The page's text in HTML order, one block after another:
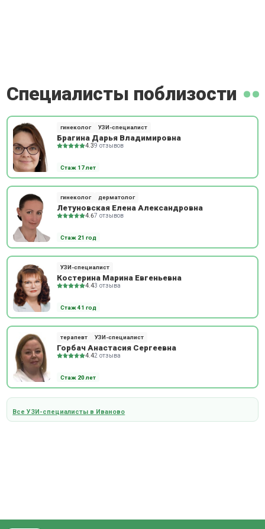
Специалисты поблизости
гинеколог УЗИ-специалист
Брагина Дарья Владимировна
4.39 отзывов
Стаж 17 лет
гинеколог дерматолог
Летуновская Елена Александровна
4.67 отзывов
Стаж 21 год
УЗИ-специалист
Костерина Марина Евгеньевна
4.43 отзыва
Стаж 41 год
терапевт УЗИ-специалист
Горбач Анастасия Сергеевна
4.42 отзыва
Стаж 20 лет
Все УЗИ-специалисты в Иваново